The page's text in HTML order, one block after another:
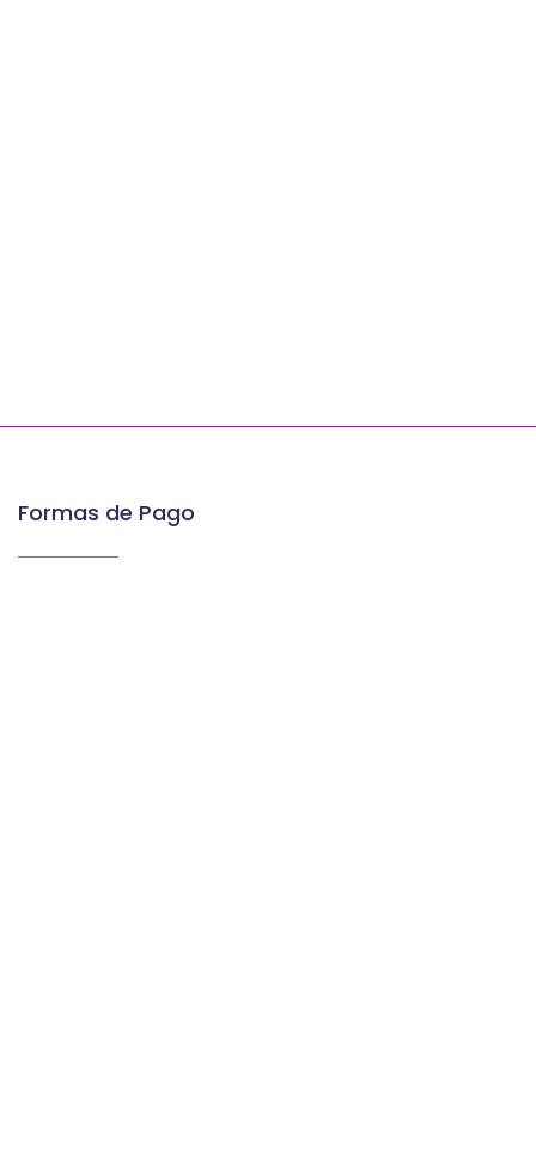
Formas de Pago